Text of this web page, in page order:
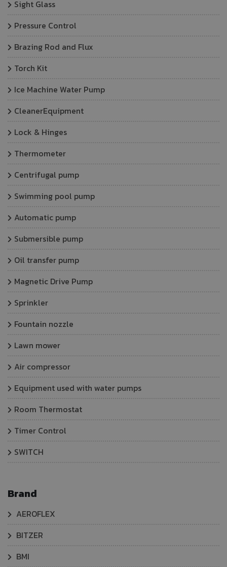
Sight Glass
Pressure Control
Brazing Rod and Flux
Torch Kit
Ice Machine Water Pump
CleanerEquipment
Lock & Hinges
Thermometer
Centrifugal pump
Swimming pool pump
Automatic pump
Submersible pump
Oil transfer pump
Magnetic Drive Pump
Sprinkler
Fountain nozzle
Lawn mower
Air compressor
Equipment used with water pumps
Room Thermostat
Timer Control
SWITCH
Brand
AEROFLEX
BITZER
BMI